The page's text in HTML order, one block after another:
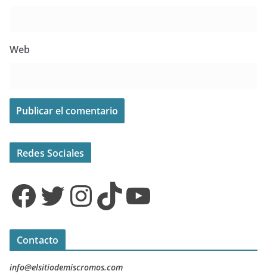
Web
Redes Sociales
Facebook Twitter InstagramTikTok YouTube
Contacto
info@elsitiodemiscromos.com